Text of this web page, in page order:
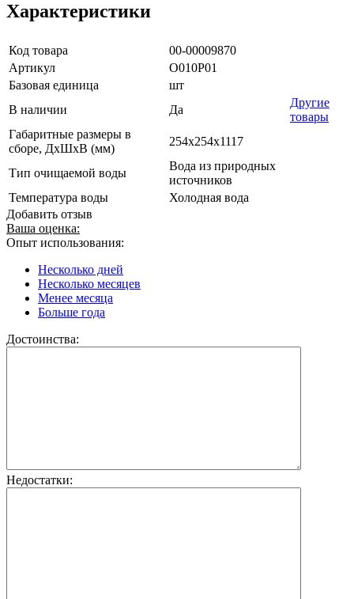
Характеристики
Код товара
00-00009870
Артикул
О010Р01
Базовая единица
шт
В наличии
Да
Другие
товары
Габаритные размеры в
сборе, ДхШхВ (мм)
254х254х1117
Тип очищаемой воды
Вода из природных
источников
Температура воды
Холодная вода
Добавить отзыв
Ваша оценка:
Опыт использования:
Несколько дней
Несколько месяцев
Менее месяца
Больше года
Достоинства:
Недостатки: